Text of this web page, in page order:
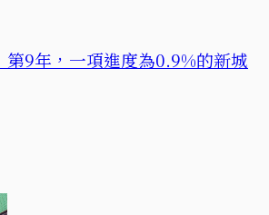
第9年，一項進度為0.9%的新城